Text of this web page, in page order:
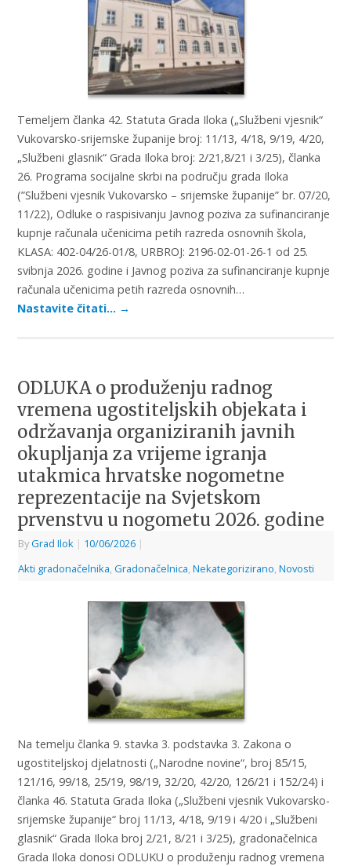
Temeljem članka 42. Statuta Grada Iloka („Službeni vjesnik“
Vukovarsko-srijemske županije broj: 11/13, 4/18, 9/19, 4/20,
„Službeni glasnik“ Grada Iloka broj: 2/21,8/21 i 3/25), članka
26. Programa socijalne skrbi na području grada Iloka
(”Službeni vjesnik Vukovarsko – srijemske županije” br. 07/20,
11/22), Odluke o raspisivanju Javnog poziva za sufinanciranje
kupnje računala učenicima petih razreda osnovnih škola,
KLASA: 402-04/26-01/8, URBROJ: 2196-02-01-26-1 od 25.
svibnja 2026. godine i Javnog poziva za sufinanciranje kupnje
računala učenicima petih razreda osnovnih…
Nastavite čitati… →
ODLUKA o produženju radnog
vremena ugostiteljskih objekata i
održavanja organiziranih javnih
okupljanja za vrijeme igranja
utakmica hrvatske nogometne
reprezentacije na Svjetskom
prvenstvu u nogometu 2026. godine
ByGrad Ilok | 10/06/2026 |
Akti gradonačelnika, Gradonačelnica, Nekategorizirano, Novosti
Na temelju članka 9. stavka 3. podstavka 3. Zakona o
ugostiteljskoj djelatnosti („Narodne novine“, broj 85/15,
121/16, 99/18, 25/19, 98/19, 32/20, 42/20, 126/21 i 152/24) i
članka 46. Statuta Grada Iloka („Službeni vjesnik Vukovarsko-
srijemske županije“ broj 11/13, 4/18, 9/19 i 4/20 i „Službeni
glasnik“ Grada Iloka broj 2/21, 8/21 i 3/25), gradonačelnica
Grada Iloka donosi ODLUKU o produženju radnog vremena